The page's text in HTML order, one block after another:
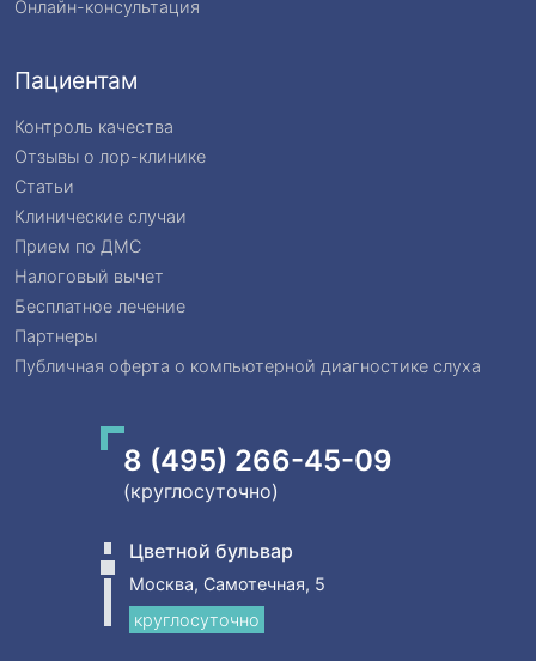
Онлайн-консультация
Пациентам
Контроль качества
Отзывы о лор-клинике
Статьи
Клинические случаи
Прием по ДМС
Налоговый вычет
Бесплатное лечение
Партнеры
Публичная оферта о компьютерной диагностике слуха
8 (495) 266-45-09
(круглосуточно)
Цветной бульвар
Москва, Самотечная, 5
круглосуточно